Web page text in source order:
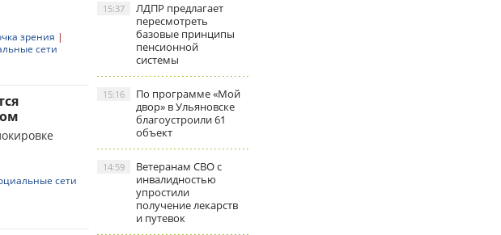
зрения |
сети
сети
ЛДПР предлагает
пересмотреть
базовые принципы
пенсионной
системы
15:37
По программе «Мой
двор» в Ульяновске
благоустроили 61
объект
15:16
Ветеранам СВО с
инвалидностью
упростили
получение лекарств
и путевок
14:59